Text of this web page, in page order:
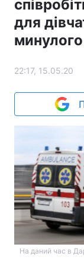
для
22:17, 15.05.20
На даний час в